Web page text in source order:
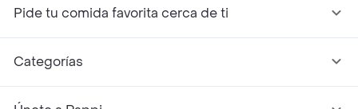
Pide tu comida favorita cerca de ti
Categorías